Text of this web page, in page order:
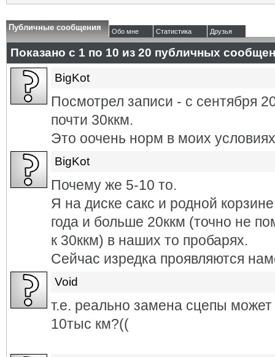
Публичные сообщения Обо мне Статистика Друзья
Показано с 1 по 10 из 20 публичных
BigKot
Посмотрел записи - с сентября
почти 30ккм.
Это оочень норм в моих
BigKot
Почему же 5-10 то.
Я на диске сакс и родной
года и больше 20ккм (точно не
к 30ккм) в наших то пробарях.
Сейчас изредка проявляются
Void
т.е. реально замена сцепы
10тыс км?((